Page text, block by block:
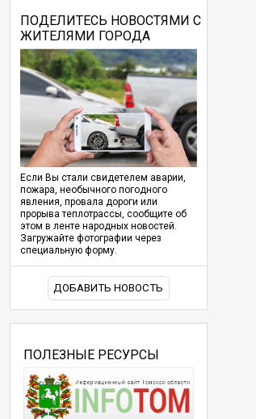
ПОДЕЛИТЕСЬ НОВОСТЯМИ С
ЖИТЕЛЯМИ ГОРОДА
Если Вы стали свидетелем аварии,
пожара, необычного погодного
явления, провала дороги или
прорыва теплотрассы, сообщите об
этом в ленте народных новостей.
Загружайте фотографии через
специальную форму.
ДОБАВИТЬ НОВОСТЬ
ПОЛЕЗНЫЕ РЕСУРСЫ